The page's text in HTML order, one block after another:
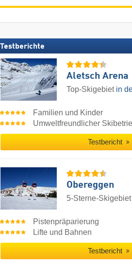
Testberichte
Aletsch Arena
Top-Skigebiet in
Familien und Kinder
Umweltfreundlicher
Testbericht
Obereggen
5-Sterne-Skigebiet
Pistenpräparierung
Lifte und Bahnen
Testbericht